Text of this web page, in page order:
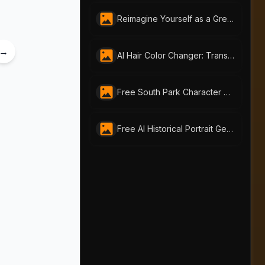
Reimagine Yourself as a Greek God with AI-Portraits.org's Greek God AI Portrait Generator
AI Hair Color Changer: Transform Your Look Instantly
Free South Park Character Creator – Instantly Make South Park Avatars | AI-Portraits.org
Free AI Historical Portrait Generator